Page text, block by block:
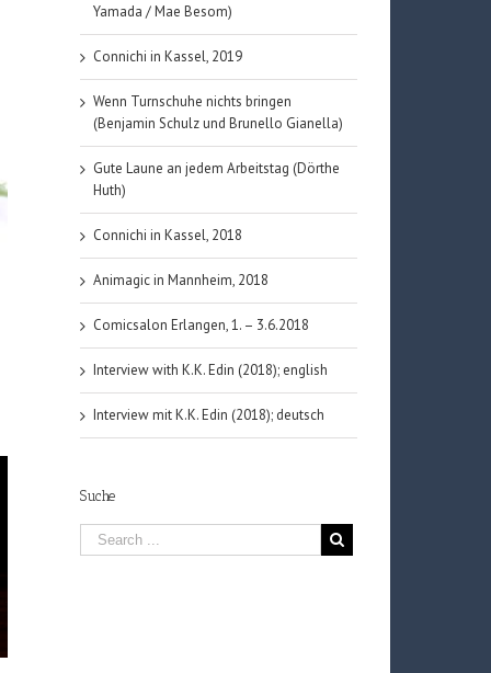
Yamada / Mae Besom)
Connichi in Kassel, 2019
Wenn Turnschuhe nichts bringen
(Benjamin Schulz und Brunello Gianella)
Gute Laune an jedem Arbeitstag (Dörthe
Huth)
Connichi in Kassel, 2018
Animagic in Mannheim, 2018
Comicsalon Erlangen, 1. – 3.6.2018
Interview with K.K. Edin (2018); english
Interview mit K.K. Edin (2018); deutsch
Suche